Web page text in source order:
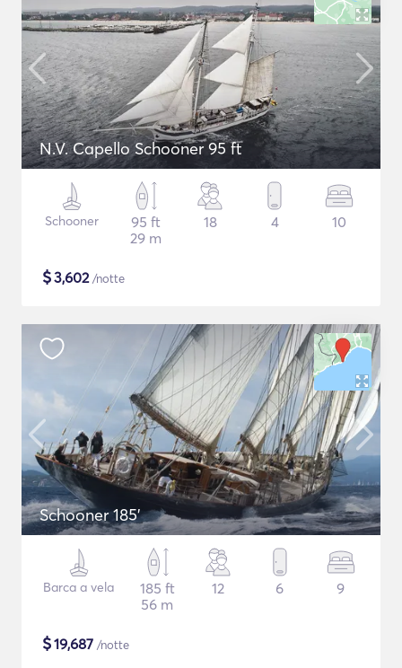
N.V. Capello Schooner 95 ft
Schooner
95 ft
29 m
18 4 10
$3,602/notte
Schooner 185'
Barca a vela
185 ft
56 m
12 6 9
$19,687 /notte